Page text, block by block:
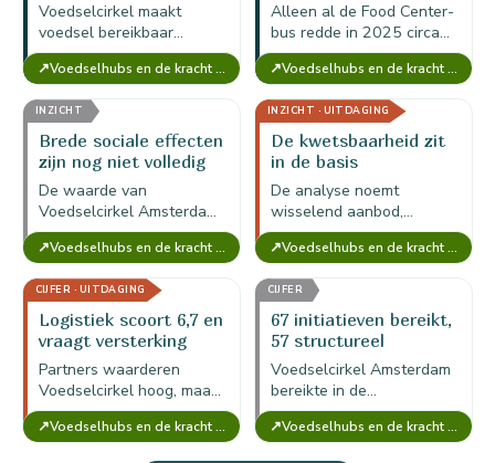
Voedselcirkel maakt
voedsel bereikbaar
zonder mensen zichtbaar
als hulpbehoevend te
selecteren; privacy en
waardigheid zijn daarmee
onderdeel van de
maatschappelijke…
↗ Voedselhubs en de kracht van Voedselcirkel Amsterdam
Alleen al de Food Center-
bus redde in 2025 circa
22.735 kg voedsel;
vervoer, koeling en
coördinatie zijn daarmee
directe impactmiddelen.
↗ Voedselhubs en de kracht van Voedselcirkel Amsterdam
INZICHT
Brede sociale effecten
zijn nog niet volledig
meegerekend
De waarde van
Voedselcirkel Amsterdam
is conservatief berekend;
vertrouwen, ontmoeting,
stressreductie en
netwerkvorming zijn niet
volledig gemonetariseerd.
↗ Voedselhubs en de kracht van Voedselcirkel Amsterdam
INZICHT · UITDAGING
De kwetsbaarheid zit
in de basis
De analyse noemt
wisselend aanbod,
beperkte logistiek,
koelcapaciteit, onzekere
locaties en onvolledige
registratie als
kwetsbaarheden van de
voedselhub.
↗ Voedselhubs en de kracht van Voedselcirkel Amsterdam
CIJFER · UITDAGING
Logistiek scoort 6,7 en
vraagt versterking
Partners waarderen
Voedselcirkel hoog, maar
logistieke ondersteuning
scoort gemiddeld 6,7; dit
↗ Voedselhubs en de kracht van Voedselcirkel Amsterdam
CIJFER
67 initiatieven bereikt,
57 structureel
Voedselcirkel Amsterdam
bereikte in de
momentopname 67
initiatieven, waarvan circa
↗ Voedselhubs en de kracht van Voedselcirkel Amsterdam